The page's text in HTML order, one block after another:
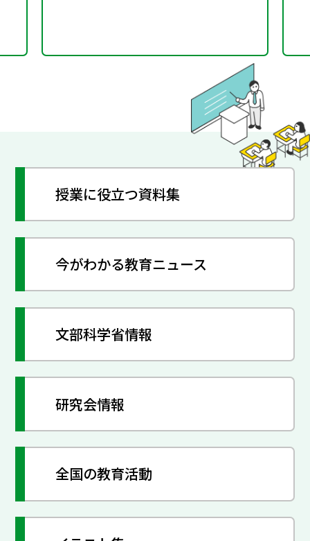
授業に役立つ資料集
今がわかる教育ニュース
文部科学省情報
研究会情報
全国の教育活動